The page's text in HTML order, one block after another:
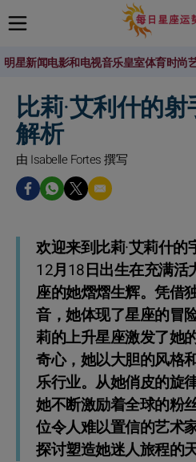
明星新闻电影和电视音乐皇室体育时尚
比莉·艾利什的
解析
由 Isabelle Fortes 撰写
欢迎来到比莉·艾莉什
12月18日出生在充满活
座的她熠熠生辉。凭借
音，她体现了星座的冒
莉的上升星座激发了她
奇心，她以大胆的风格
乐行业。从她俏皮的旋
她不断激励着全球的粉
位令人难以置信的艺术
探讨塑造她迷人旅程的